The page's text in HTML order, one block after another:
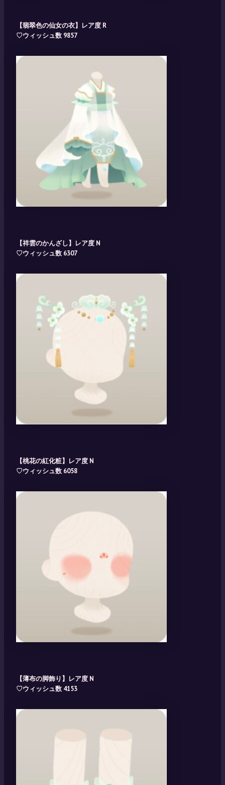
【翡翠色の仙女の衣】レア度 R
♡ウィッシュ数 9857
【祥雲のかんざし】レア度 N
♡ウィッシュ数 6307
【桃花の紅化粧】レア度 N
♡ウィッシュ数 6058
【薄布の脚飾り】レア度 N
♡ウィッシュ数 4153